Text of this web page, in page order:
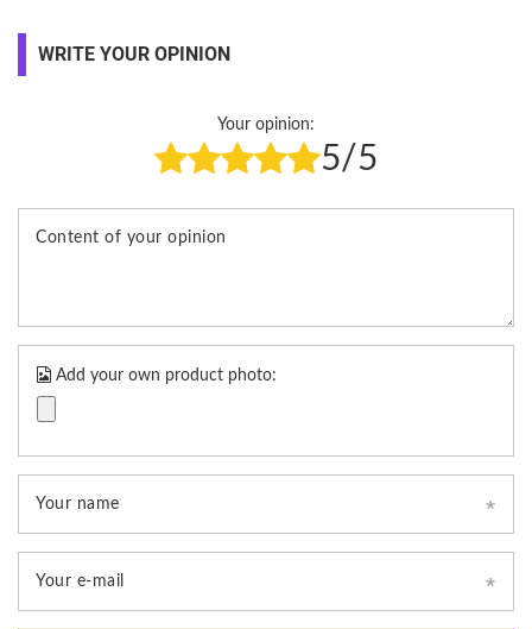
WRITE YOUR OPINION
Your opinion:
5/5
Content of your opinion
Add your own product photo:
Your name
Your e-mail